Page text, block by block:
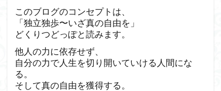
このブログのコンセプトは、
「独立独歩〜いざ真の自由を」
どくりつどっぽと読みます。
他人の力に依存せず、
自分の力で人生を切り開いていける人間にな
る。
そして真の自由を獲得する。